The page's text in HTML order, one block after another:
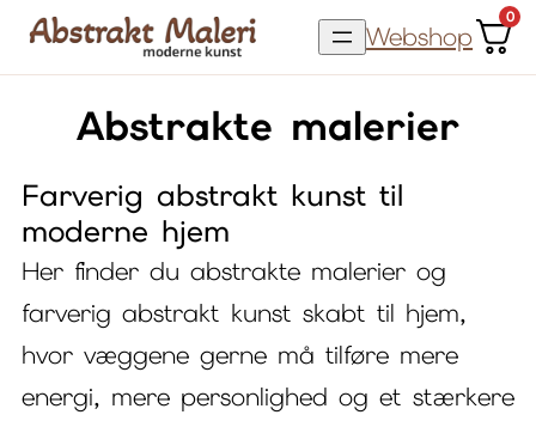
Spring
Webshop
0
Abstrakte malerier
Farverig abstrakt kunst til
moderne hjem
Her finder du abstrakte malerier og
farverig abstrakt kunst skabt til hjem,
hvor væggene gerne må tilføre mere
energi, mere personlighed og et stærkere